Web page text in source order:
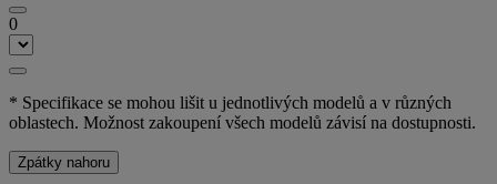
0
* Specifikace se mohou lišit u jednotlivých modelů a v různých
oblastech. Možnost zakoupení všech modelů závisí na dostupnosti.
Zpátky nahoru